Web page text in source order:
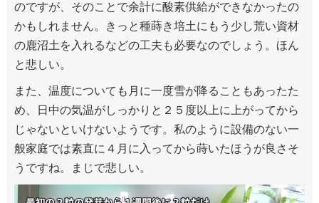
のですが、そのことで余計に酸素供給ができなかったの
かもしれません。きっと種蒔き培土にもう少し荒い資材
の鹿沼土を入れるなどの工夫も必要なのでしょう。ほん
と悲しい。
また、温度についても月に一度雪が降ることもあったた
め、日中の気温がしっかりと２５度以上に上がってから
じゃないといけないようです。私のように設備のない一
般家庭では素直に４月に入ってから蒔いたほうが良さそ
うですね。まじで悲しい。